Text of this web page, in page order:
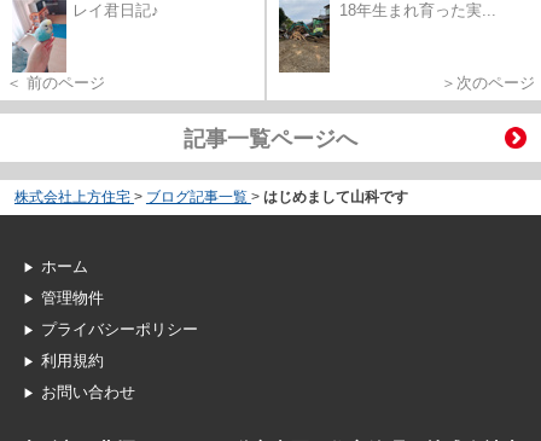
レイ君日記♪
＜ 前のページ
18年生まれ育った実...
＞次のページ
記事一覧ページへ
株式会社上方住宅 > ブログ記事一覧 > はじめまして山科です
ホーム
管理物件
プライバシーポリシー
利用規約
お問い合わせ